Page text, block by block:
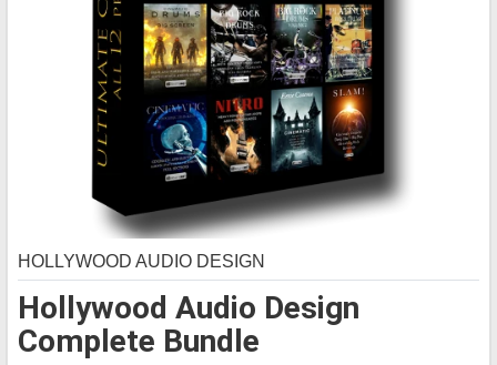
Hollywood Audio Design
Complete Bundle
HOLLYWOOD AUDIO DESIGN